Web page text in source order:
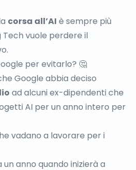
corsa all’AI è sempre più
Tech vuole perdere il
per evitarlo? 🤔
Google abbia deciso
ad alcuni ex-dipendenti che
AI per un anno intero per
vadano a lavorare per i
un anno quando inizierà a